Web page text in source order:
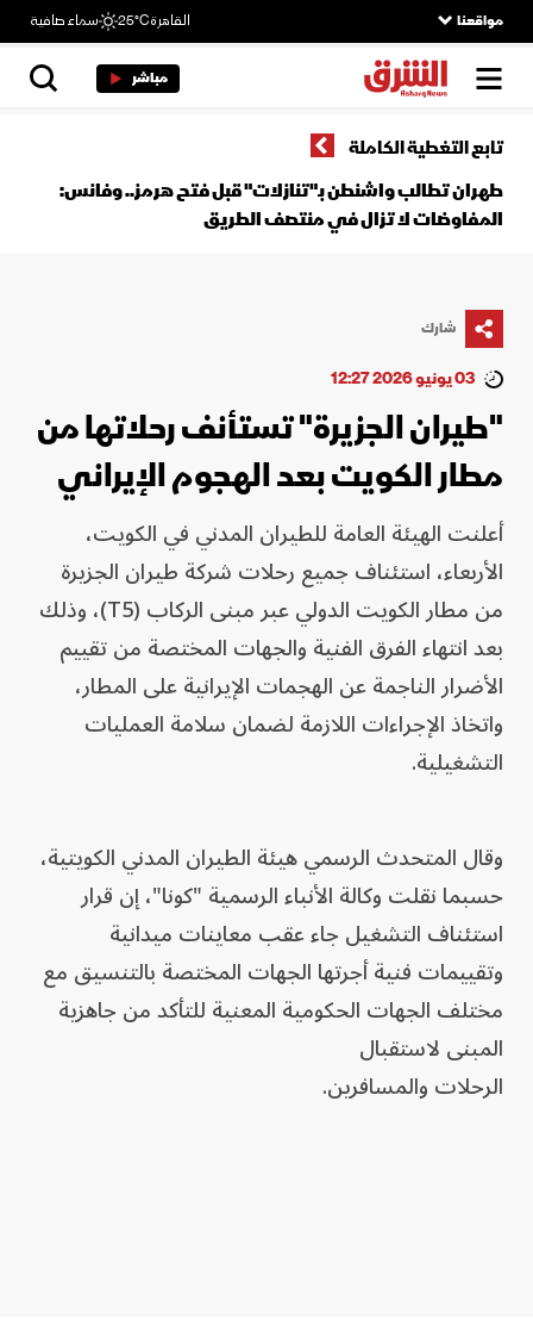
مواقعنا القاهرة25°C سماء صافية
مباشر
تابع التغطية الكاملة
طهران تطالب واشنطن بـ"تنازلات" قبل فتح هرمز.. وفانس:
المفاوضات لا تزال في منتصف الطريق
شارك
03 يونيو 2026 12:27
"طيران الجزيرة" تستأنف رحلاتها من
مطار الكويت بعد الهجوم الإيراني
أعلنت الهيئة العامة للطيران المدني في الكويت،
الأربعاء، استئناف جميع رحلات شركة طيران الجزيرة
من مطار الكويت الدولي عبر مبنى الركاب (T5)، وذلك
بعد انتهاء الفرق الفنية والجهات المختصة من تقييم
الأضرار الناجمة عن الهجمات الإيرانية على المطار،
واتخاذ الإجراءات اللازمة لضمان سلامة العمليات
التشغيلية.
وقال المتحدث الرسمي هيئة الطيران المدني الكويتية،
حسبما نقلت وكالة الأنباء الرسمية "كونا"، إن قرار
استئناف التشغيل جاء عقب معاينات ميدانية
وتقييمات فنية أجرتها الجهات المختصة بالتنسيق مع
مختلف الجهات الحكومية المعنية للتأكد من جاهزية
المبنى لاستقبال
الرحلات والمسافرين.